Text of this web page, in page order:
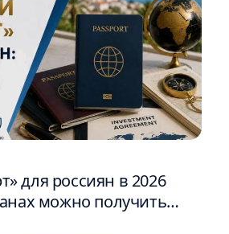
для россиян в 2026
можно получить